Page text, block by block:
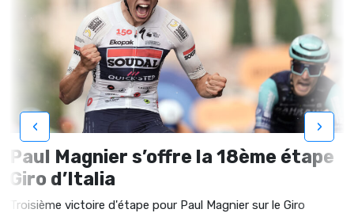
Paul Magnier s’offre la 18ème étape
Giro d’Italia
Troisième victoire d'étape pour Paul Magnier sur le Giro
‹ ›